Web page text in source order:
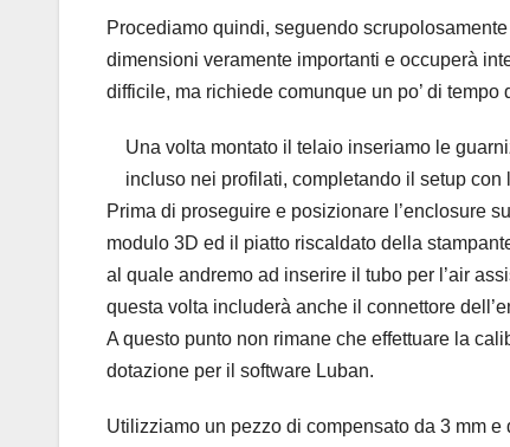
Procediamo quindi, seguendo scrupolosamente
dimensioni veramente importanti e occuperà
difficile, ma richiede comunque un po’ di
Una volta montato il telaio inseriamo le
incluso nei profilati, completando il setup con
Prima di proseguire e posizionare l’enclosure
modulo 3D ed il piatto riscaldato della
al quale andremo ad inserire il tubo per l’air
questa volta includerà anche il connettore
A questo punto non rimane che effettuare la
dotazione per il software Luban.
Utilizziamo un pezzo di compensato da 3 mm